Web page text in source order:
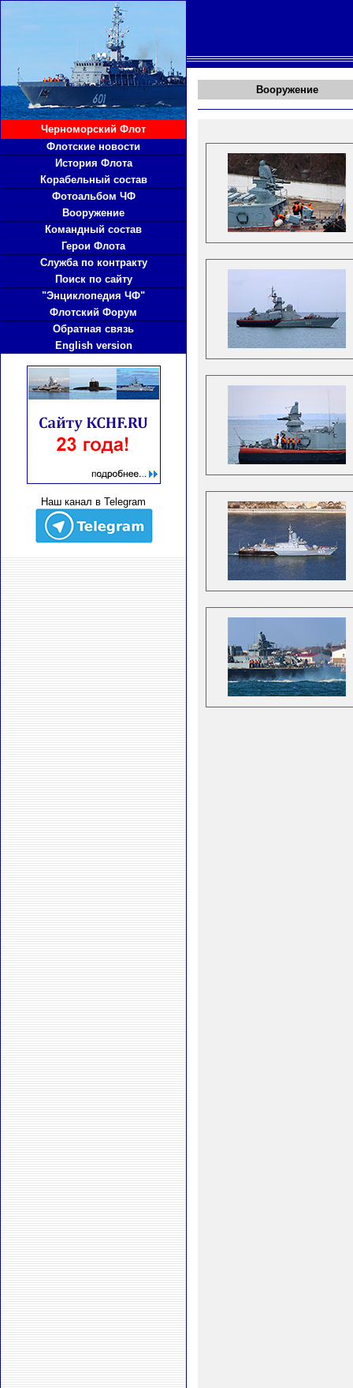
Черноморский Флот
Флотские новости
История Флота
Корабельный состав
Фотоальбом ЧФ
Вооружение
Командный состав
Герои Флота
Служба по контракту
Поиск по сайту
"Энциклопедия ЧФ"
Флотский Форум
Обратная связь
English version
Наш канал в Telegram
Вооружение